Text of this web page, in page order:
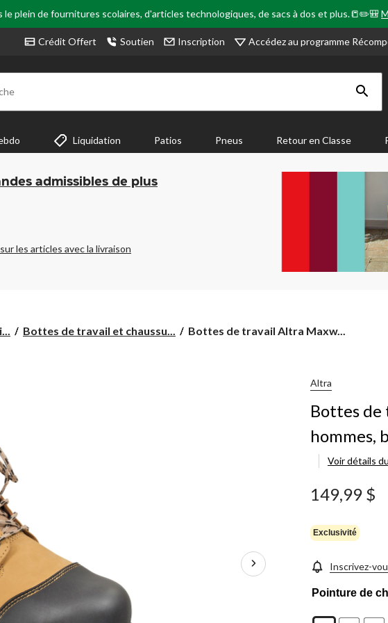
plein de fournitures scolaires, d'articles technologiques, de sacs à dos et plus.📒✏️🎒
Crédit Offert Soutien Inscription Accédez au programme
Liquidation Patios Pneus Retour en Classe
admissibles de plus
sur les articles avec la livraison
Bottes de travail et chaussu...
Bottes
Bottes de travail Altra Maxw...
Altra
Bottes de
hommes,
Voir détails
149,99 $
Exclusivité
Inscrivez-
Pointure de